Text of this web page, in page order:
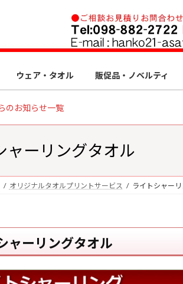
ウェア・タオル 販促品・ノベルティ
のお知らせ一覧
ャーリングタオル
オリジナルタオルプリントサービス ライトシャー
ャーリングタオル